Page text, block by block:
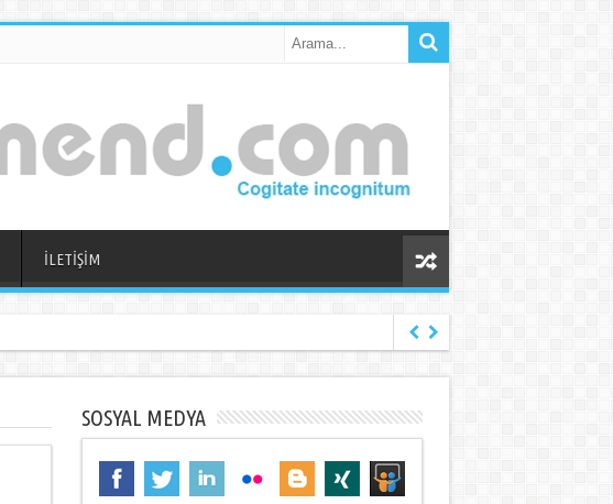
İLETİŞİM
SOSYAL MEDYA